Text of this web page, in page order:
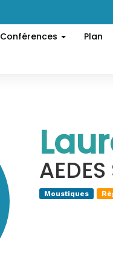
Conférences Plan
AEDES
Moustiques